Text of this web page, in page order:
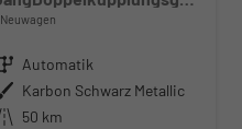
Neuwagen
Getriebe Automatik
Außenfarbe Karbon Schwarz Metallic
Kilometerstand 50 km